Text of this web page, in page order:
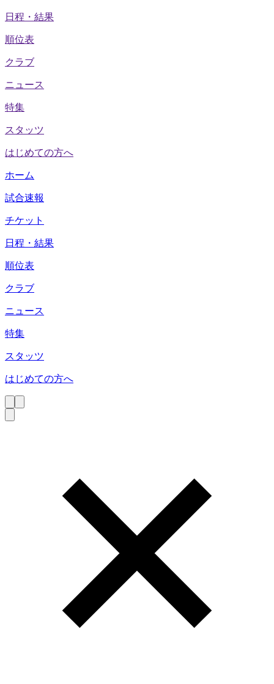
日程・結果
順位表
クラブ
ニュース
特集
スタッツ
はじめての方へ
ホーム
試合速報
チケット
日程・結果
順位表
クラブ
ニュース
特集
スタッツ
はじめての方へ